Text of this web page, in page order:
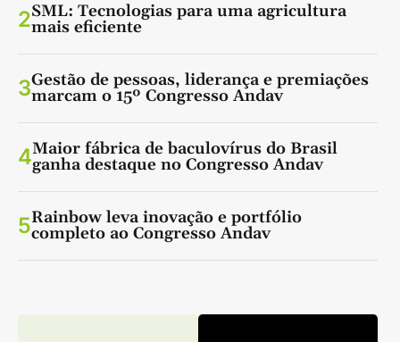
2SML: Tecnologias para uma agricultura
mais eficiente
3Gestão de pessoas, liderança e premiações
marcam o 15º Congresso Andav
4Maior fábrica de baculovírus do Brasil
ganha destaque no Congresso Andav
5Rainbow leva inovação e portfólio
completo ao Congresso Andav